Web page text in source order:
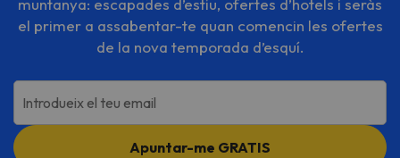
muntanya: escapades d’estiu, ofertes d’hotels i seràs
el primer a assabentar-te quan comencin les ofertes
de la nova temporada d’esquí.
Introdueix el teu email
Apuntar-me GRATIS